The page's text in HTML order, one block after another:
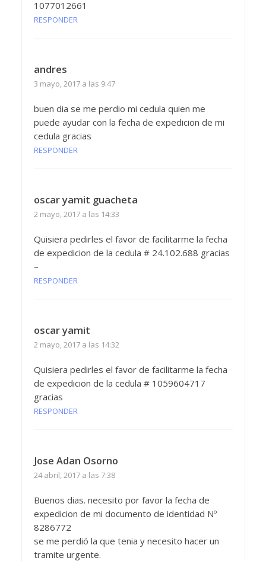
1077012661
RESPONDER
andres
3 mayo, 2017 a las 9:47
buen dia se me perdio mi cedula quien me
puede ayudar con la fecha de expedicion de mi
cedula gracias
RESPONDER
oscar yamit guacheta
2 mayo, 2017 a las 14:33
Quisiera pedirles el favor de facilitarme la fecha
de expedicion de la cedula # 24.102.688 gracias
–
RESPONDER
oscar yamit
2 mayo, 2017 a las 14:32
Quisiera pedirles el favor de facilitarme la fecha
de expedicion de la cedula # 1059604717
gracias
RESPONDER
Jose Adan Osorno
24 abril, 2017 a las 7:38
Buenos dias. necesito por favor la fecha de
expedicion de mi documento de identidad Nº
8286772
se me perdió la que tenia y necesito hacer un
tramite urgente.